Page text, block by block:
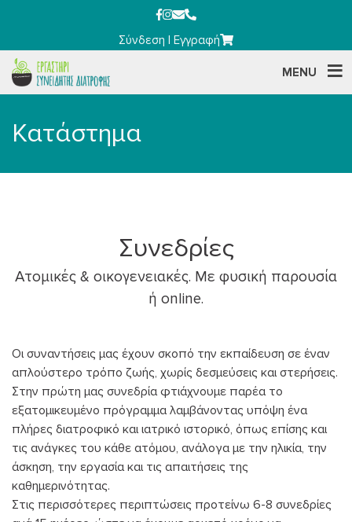
Σύνδεση |Εγγραφή
MENU
Κατάστημα
Συνεδρίες
Ατομικές & οικογενειακές. Με φυσική παρουσία
ή online.
Οι συναντήσεις μας έχουν σκοπό την εκπαίδευση σε έναν
απλούστερο τρόπο ζωής, χωρίς δεσμεύσεις και στερήσεις.
Στην πρώτη μας συνεδρία φτιάχνουμε παρέα το
εξατομικευμένο πρόγραμμα λαμβάνοντας υπόψη ένα
πλήρες διατροφικό και ιατρικό ιστορικό, όπως επίσης και
τις ανάγκες του κάθε ατόμου, ανάλογα με την ηλικία, την
άσκηση, την εργασία και τις απαιτήσεις της
καθημερινότητας.
Στις περισσότερες περιπτώσεις προτείνω 6-8 συνεδρίες